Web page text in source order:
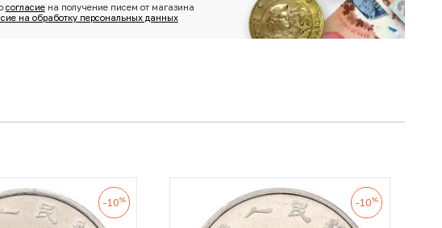
согласиена получение писем от магазина
на обработку персональных данных
-10% -10%